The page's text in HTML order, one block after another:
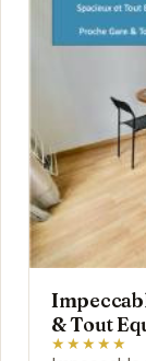
& Tout
★★★★★